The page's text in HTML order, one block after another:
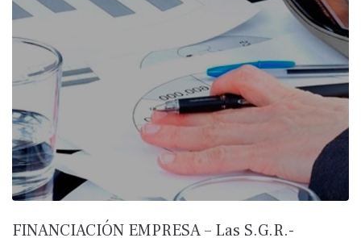
FINANCIACIÓN EMPRESA – Las S.G.R.-